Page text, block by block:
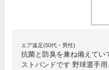
エア遠足(50代・男性)
抗菌と防臭を兼ね備えてい
ストバンドです 野球選手